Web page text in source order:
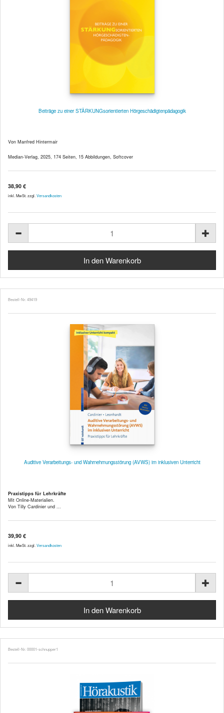
Beiträge zu einer STÄRKUNGsorientierten Hörgeschädigtenpädagogik
Von Manfred Hintermair
Median-Verlag, 2025, 174 Seiten, 15 Abbildungen, Softcover
38,90 €
inkl. MwSt. zzgl. Versandkosten
Bestell-Nr. 49419
Auditive Verarbeitungs- und Wahrnehmungsstörung (AVWS) im inklusiven Unterricht
Praxistipps für Lehrkräfte
Mit Online-Materialien.
Von Tilly Cardinier und ...
39,90 €
inkl. MwSt. zzgl. Versandkosten
Bestell-Nr. 00001-schnupper1